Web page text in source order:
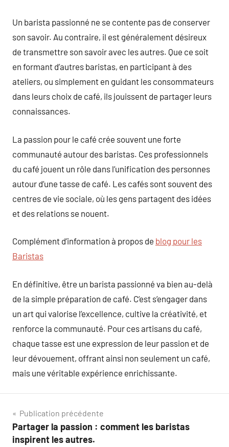
Un barista passionné ne se contente pas de conserver
son savoir. Au contraire, il est généralement désireux
de transmettre son savoir avec les autres. Que ce soit
en formant d’autres baristas, en participant à des
ateliers, ou simplement en guidant les consommateurs
dans leurs choix de café, ils jouissent de partager leurs
connaissances.
La passion pour le café crée souvent une forte
communauté autour des baristas. Ces professionnels
du café jouent un rôle dans l’unification des personnes
autour d’une tasse de café. Les cafés sont souvent des
centres de vie sociale, où les gens partagent des idées
et des relations se nouent.
Complément d’information à propos de blog pour les
Baristas
En définitive, être un barista passionné va bien au-delà
de la simple préparation de café. C’est s’engager dans
un art qui valorise l’excellence, cultive la créativité, et
renforce la communauté. Pour ces artisans du café,
chaque tasse est une expression de leur passion et de
leur dévouement, offrant ainsi non seulement un café,
mais une véritable expérience enrichissante.
Navigation
de
Publication précédente
Partager la passion : comment les baristas
inspirent les autres.